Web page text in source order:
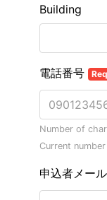
Building
電話番号
Number of
Current
申込者メー